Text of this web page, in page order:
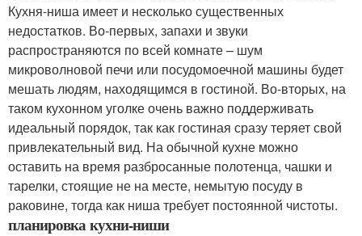
Кухня-ниша имеет и несколько существенных
недостатков. Во-первых, запахи и звуки
распространяются по всей комнате – шум
микроволновой печи или посудомоечной машины будет
мешать людям, находящимся в гостиной. Во-вторых, на
таком кухонном уголке очень важно поддерживать
идеальный порядок, так как гостиная сразу теряет свой
привлекательный вид. На обычной кухне можно
оставить на время разбросанные полотенца, чашки и
тарелки, стоящие не на месте, немытую посуду в
раковине, тогда как ниша требует постоянной чистоты.
планировка кухни-ниши